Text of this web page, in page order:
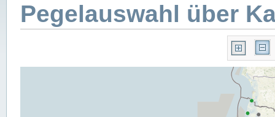
Pegelauswahl über